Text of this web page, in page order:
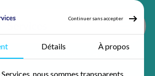
Continuer sans accepter
Détails À propos
nous sommes transparents